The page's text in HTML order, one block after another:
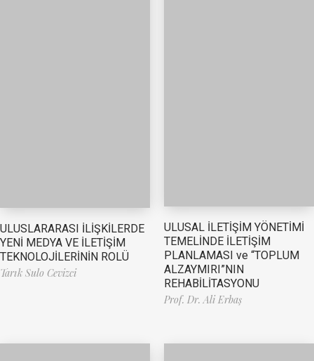
ULUSLARARASI İLİŞKİLERDE
YENİ MEDYA VE İLETİŞİM
TEKNOLOJİLERİNİN ROLÜ
Tarık Sulo Cevizci
ULUSAL İLETİŞİM YÖNETİMİ
TEMELİNDE İLETİŞİM
PLANLAMASI ve “TOPLUM
ALZAYMIRI”NIN
REHABİLİTASYONU
Prof. Dr. Ali Erbaş